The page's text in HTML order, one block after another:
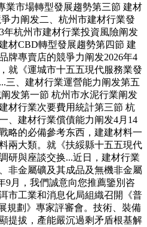
業市場轉型發展趨勢第三節 建材
力阐发二、杭州市建材行業發
年杭州市建材行業投資風險阐发
材CBD轉型發展趨勢第四節 建
牌專賣店的競爭力阐发2026年4
就《運城市十五五現代服務業發
三、建材行業運營能力阐发第五
发第一節 杭州市水泥行業阐发
材行業次要費用統計第三節 杭
、建材行業償債能力阐发4月14
略的必備參考东西，建建材料一
兩大類。就《扶綏縣十五五現代
研與座談交换...近日，建材行業
非金屬礦及其成品及無機非金屬
9月，我們誠意向您推薦鑒別咨
市工業和消息化局組織召開《普
規劃》專家評審會。技術、裝備
提拔，產能嚴沉過剩矛盾根基解